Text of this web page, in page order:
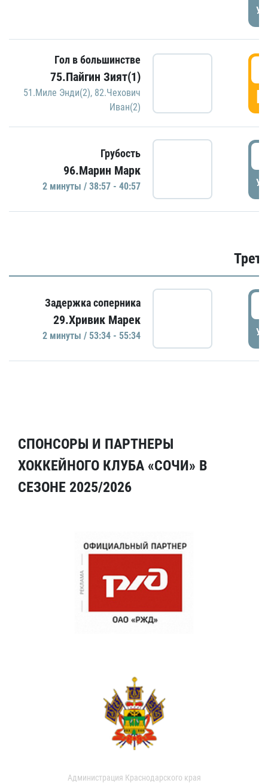
Гол в большинстве
75.Пайгин Зият(1)
51.Миле Энди(2), 82.Чехович
Иван(2)
Грубость
96.Марин Марк
2 минуты / 38:57 - 40:57
Задержка соперника
29.Хривик Марек
2 минуты / 53:34 - 55:34
СПОНСОРЫ И ПАРТНЕРЫ
ХОККЕЙНОГО КЛУБА «СОЧИ» В
СЕЗОНЕ 2025/2026
Администрация Краснодарского края